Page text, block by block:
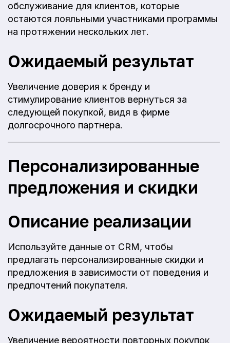
обслуживание для клиентов, которые
остаются лояльными участниками программы
на протяжении нескольких лет.
Ожидаемый результат
Увеличение доверия к бренду и
стимулирование клиентов вернуться за
следующей покупкой, видя в фирме
долгосрочного партнера.
Персонализированные
предложения и скидки
Описание реализации
Используйте данные от CRM, чтобы
предлагать персонализированные скидки и
предложения в зависимости от поведения и
предпочтений покупателя.
Ожидаемый результат
Увеличение вероятности повторных покупок